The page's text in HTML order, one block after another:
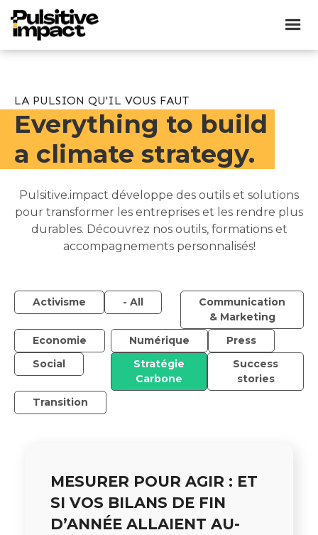
LA PULSION QU'IL VOUS FAUT
Everything to build
a climate strategy.
Pulsitive.impact développe des outils et solutions
pour transformer les entreprises et les rendre plus
durables. Découvrez nos outils, formations et
accompagnements personnalisés!
Activisme - All
Communication
& Marketing
Economie
Numérique
Press
Social
Stratégie
Carbone
Success
stories
Transition
MESURER POUR AGIR : ET
SI VOS BILANS DE FIN
D’ANNÉE ALLAIENT AU-